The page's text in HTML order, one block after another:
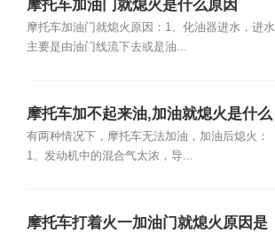
摩托车加油门就熄火是什么原因
摩托车加油门就熄火原因：1、化油器进水，进水
主要是由油门线流下去或是油...
摩托车加不起来油,加油就熄火是什么
情况？
有两种情况下，摩托车无法加油，加油后熄火：
1、发动机中的混合气太浓，导...
摩托车打着火一加油门就熄火原因是